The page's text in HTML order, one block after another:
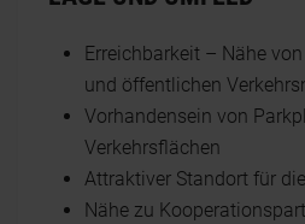
Erreichbarkeit – Nähe
und öffentlichen
Vorhandensein von
Verkehrsflächen
Attraktiver Standort für
Nähe zu